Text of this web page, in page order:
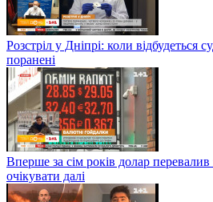
Розстріл у Дніпрі: коли відбудеться
поранені
Вперше за сім років долар
очікувати далі